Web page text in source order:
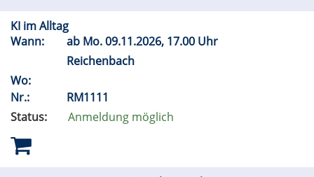
KI im Alltag
Wann:
ab Mo.09.11.2026, 17.00 Uhr
Reichenbach
Wo:
Nr.:
RM1111
Status:
Anmeldung möglich